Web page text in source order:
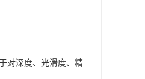
对深度、光滑度、精